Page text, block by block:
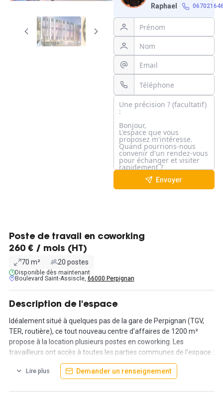
Raphael
Envoyer
Poste de travail en coworking
260 € / mois (HT)
70 m² 20 postes
Disponible dès maintenant
Boulevard Saint-Assiscle, 66000 Perpignan
Description de l'espace
Idéalement situé à quelques pas de la gare de Perpignan (TGV,
TER, routière), ce tout nouveau centre d'affaires de 1200 m²
propose à la location plusieurs postes en coworking. Les
travailleurs ont accès à toutes les parties communes de l'espace :
salle de réunion, cuisine ou bar.
Le coworking est facilement accessible de part sa proximité
l'autoroute à seulement 7 minutes. Des parkings publics proches
Lire plus Demander un renseignement